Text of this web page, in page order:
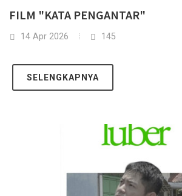
FILM "KATA PENGANTAR"
14 Apr 2026 145
SELENGKAPNYA